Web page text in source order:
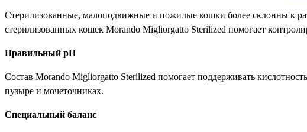
Стерилизованные, малоподвижные и пожилые кошки более склонны к
стерилизованных кошек Morando Migliorgatto Sterilized помогает
Правильный рН
Состав Morando Migliorgatto Sterilized помогает поддерживать
пузыре и мочеточниках.
Специальный баланс